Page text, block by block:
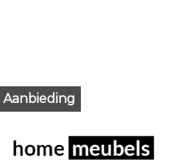
Aanbieding